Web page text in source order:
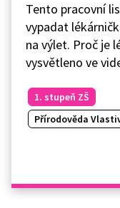
Tento pracovní
vypadat
na výlet. Proč je
vysvětleno ve
1. stupeň ZŠ
Přírodověda